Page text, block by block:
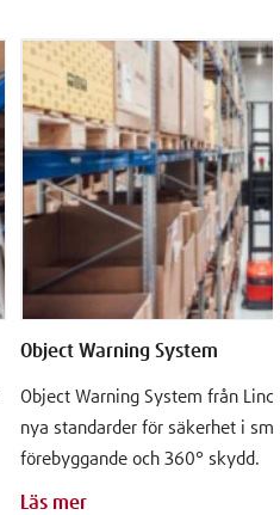
Object Warning System
Object Warning System från
nya standarder för säkerhet i
förebyggande och 360° skydd.
Läs mer